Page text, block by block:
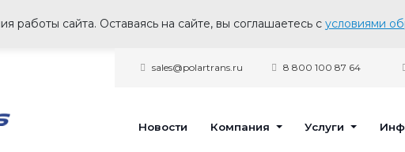
работы сайта. Оставаясь на сайте, вы соглашаетесь с условиями
sales@polartrans.ru 8 800 100 87 64
Новости Компания Услуги